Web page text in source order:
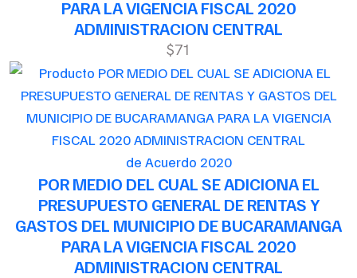
PARA LA VIGENCIA FISCAL 2020
ADMINISTRACION CENTRAL
$71
de Acuerdo 2020
POR MEDIO DEL CUAL SE ADICIONA EL
PRESUPUESTO GENERAL DE RENTAS Y
GASTOS DEL MUNICIPIO DE BUCARAMANGA
PARA LA VIGENCIA FISCAL 2020
ADMINISTRACION CENTRAL